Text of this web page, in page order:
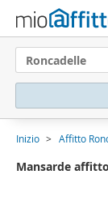
Roncadelle
Inizio Affitto
Mansarde